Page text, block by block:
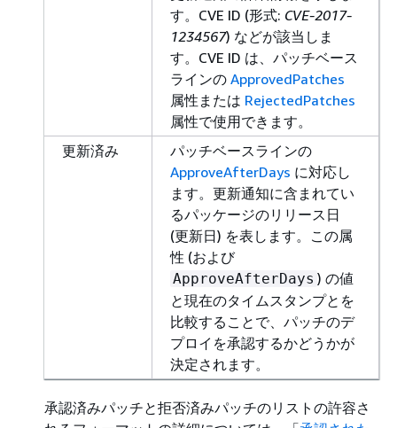
す。CVE ID (形式: CVE-2017-
1234567) などが該当しま
す。CVE ID は、パッチベース
ラインの ApprovedPatches
属性または RejectedPatches
属性で使用できます。
更新済み
パッチベースラインの
ApproveAfterDays に対応し
ます。更新通知に含まれてい
るパッケージのリリース日
(更新日) を表します。この属
性 (および
ApproveAfterDays ) の値
と現在のタイムスタンプとを
比較することで、パッチのデ
プロイを承認するかどうかが
決定されます。
承認済みパッチと拒否済みパッチのリストの許容さ